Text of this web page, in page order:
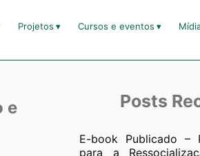
Projetos Cursos e eventos
e Posts
E-book Publicado –
para a